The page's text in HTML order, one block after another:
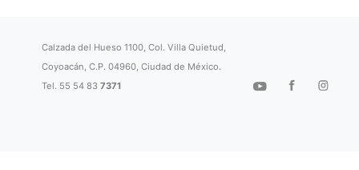
Calzada del Hueso 1100, Col. Villa Quietud,
Coyoacán, C.P. 04960, Ciudad de México.
Tel. 55 54 837371